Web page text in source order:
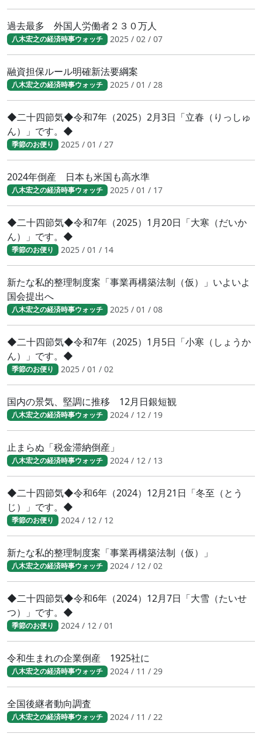
過去最多 外国人労働者２３０万人
八木宏之の経済時事ウォッチ 2025 / 02 / 07
融資担保ルール明確新法要綱案
八木宏之の経済時事ウォッチ 2025 / 01 / 28
◆二十四節気◆令和7年（2025）2月3日「立春（りっしゅ
ん）」です。◆
季節のお便り 2025 / 01 / 27
2024年倒産 日本も米国も高水準
八木宏之の経済時事ウォッチ 2025 / 01 / 17
◆二十四節気◆令和7年（2025）1月20日「大寒（だいか
ん）」です。◆
季節のお便り 2025 / 01 / 14
新たな私的整理制度案「事業再構築法制（仮）」いよいよ
国会提出へ
八木宏之の経済時事ウォッチ 2025 / 01 / 08
◆二十四節気◆令和7年（2025）1月5日「小寒（しょうか
ん）」です。◆
季節のお便り 2025 / 01 / 02
国内の景気、堅調に推移 12月日銀短観
八木宏之の経済時事ウォッチ 2024 / 12 / 19
止まらぬ「税金滞納倒産」
八木宏之の経済時事ウォッチ 2024 / 12 / 13
◆二十四節気◆令和6年（2024）12月21日「冬至（とう
じ）」です。◆
季節のお便り 2024 / 12 / 12
新たな私的整理制度案「事業再構築法制（仮）」
八木宏之の経済時事ウォッチ 2024 / 12 / 02
◆二十四節気◆令和6年（2024）12月7日「大雪（たいせ
つ）」です。◆
季節のお便り 2024 / 12 / 01
令和生まれの企業倒産 1925社に
八木宏之の経済時事ウォッチ 2024 / 11 / 29
全国後継者動向調査
八木宏之の経済時事ウォッチ 2024 / 11 / 22